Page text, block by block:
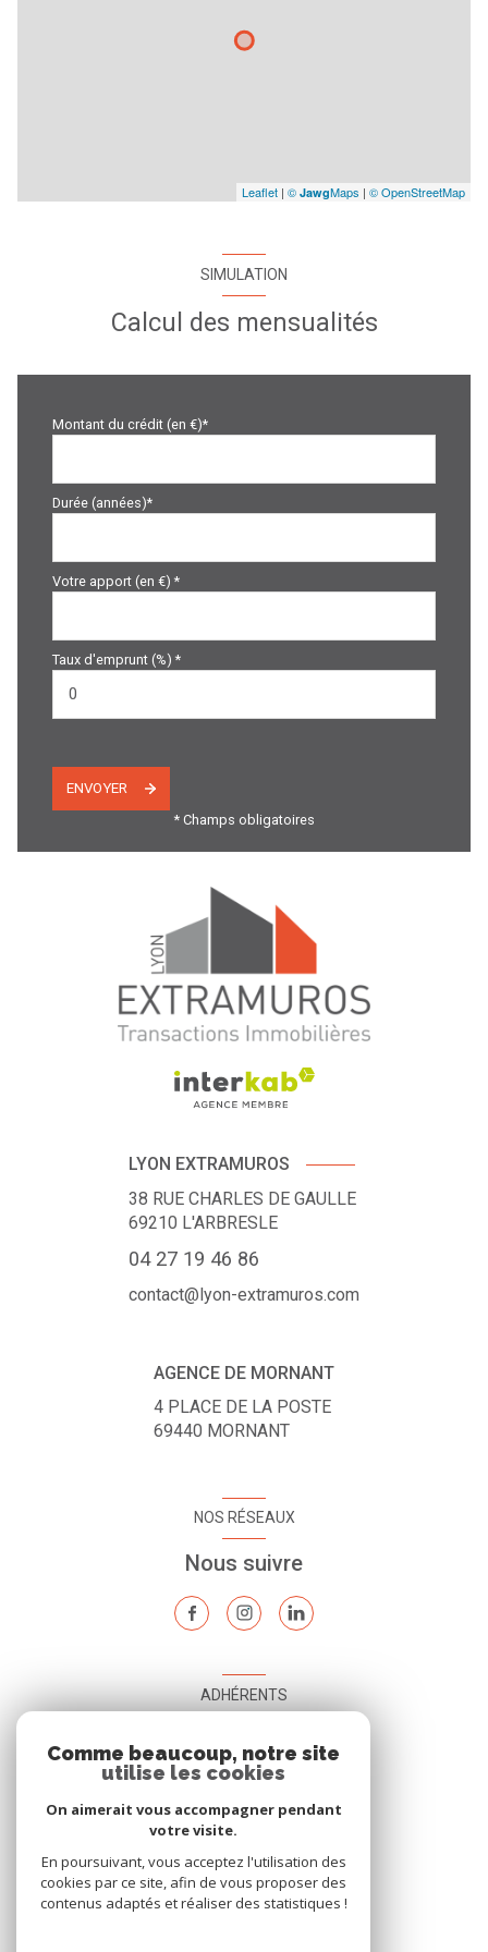
Leaflet | © JawgMaps | © OpenStreetMap
SIMULATION
Calcul des mensualités
Montant du crédit (en €)*
Durée (années)*
Votre apport (en €) *
Taux d'emprunt (%) *
ENVOYER
* Champs obligatoires
LYON EXTRAMUROS
38 RUE CHARLES DE GAULLE
69210 L'ARBRESLE
04 27 19 46 86
contact@lyon-extramuros.com
AGENCE DE MORNANT
4 PLACE DE LA POSTE
69440 MORNANT
NOS RÉSEAUX
Nous suivre
ADHÉRENTS
Nous adhérons
Comme beaucoup, notre site
utilise les cookies
On aimerait vous accompagner pendant
votre visite.
En poursuivant, vous acceptez l'utilisation des
cookies par ce site, afin de vous proposer des
contenus adaptés et réaliser des statistiques !